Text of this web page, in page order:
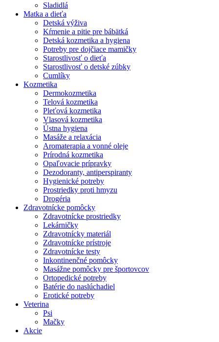
Sladidlá
Matka a dieťa
Detská výživa
Kŕmenie a pitie pre bábätká
Detská kozmetika a hygiena
Potreby pre dojčiace mamičky
Starostlivosť o dieťa
Starostlivosť o detské zúbky
Cumlíky
Kozmetika
Dermokozmetika
Telová kozmetika
Pleťová kozmetika
Vlasová kozmetika
Ústna hygiena
Masáže a relaxácia
Aromaterapia a vonné oleje
Prírodná kozmetika
Opaľovacie prípravky
Dezodoranty, antiperspiranty
Hygienické potreby
Prostriedky proti hmyzu
Drogéria
Zdravotnícke pomôcky
Zdravotnícke prostriedky
Lekárničky
Zdravotnícky materiál
Zdravotnícke prístroje
Zdravotnícke testy
Inkontinenčné pomôcky
Masážne pomôcky pre športovcov
Ortopedické potreby
Batérie do naslúchadiel
Erotické potreby
Veterina
Psi
Mačky
Akcie